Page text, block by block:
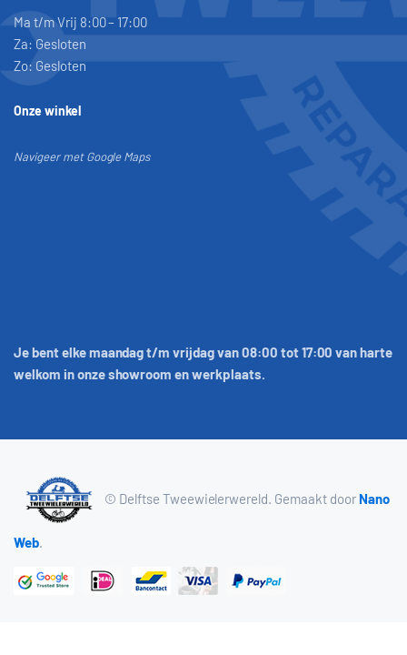
Ma t/m Vrij 8:00 – 17:00
Za: Gesloten
Zo: Gesloten
Onze winkel
Navigeer met Google Maps
Je bent elke maandag t/m vrijdag van 08:00 tot 17:00 van harte
welkom in onze showroom en werkplaats.
© Delftse Tweewielerwereld. Gemaakt door Nano
Web.